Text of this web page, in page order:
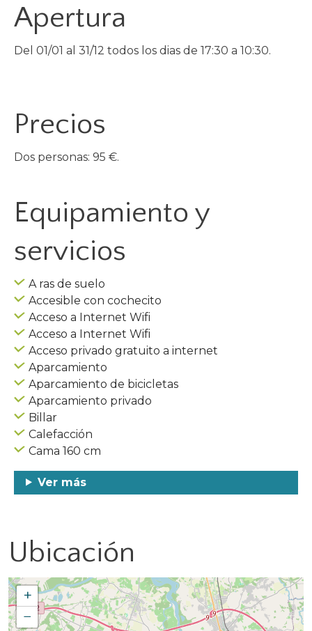
Apertura
Del 01/01 al 31/12 todos los dias de 17:30 a 10:30.
Precios
Dos personas: 95 €.
Equipamiento y
servicios
A ras de suelo
Accesible con cochecito
Acceso a Internet Wifi
Acceso a Internet Wifi
Acceso privado gratuito a internet
Aparcamiento
Aparcamiento de bicicletas
Aparcamiento privado
Billar
Calefacción
Cama 160 cm
Ver más
Ubicación
+
−